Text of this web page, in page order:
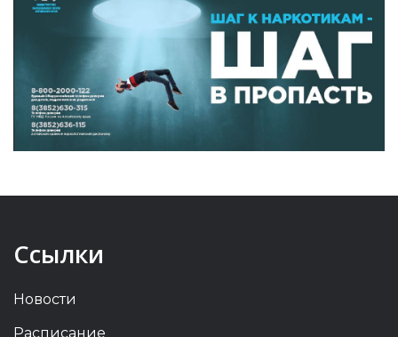
Ссылки
Новости
Расписание